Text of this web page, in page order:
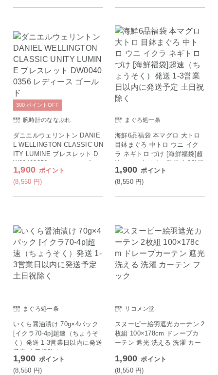
腕時計のななぷれ
ダニエルウェリントン DANIE
L WELLINGTON CLASSIC UN
ITY LUMINE ブレスレット D
W00400356 レディース ゴー
ルド
1,900 ポイント
(8,550 円)
300 ポイント OFF
まぐろ処一条
海鮮6品福袋 本マグロ 大トロ
目鉢まぐろ 中トロ ウニ イク
ラ ネギトロ づけ [海鮮福袋]超
速（ちょうそく）発送 1-3営業
日以内に発送予定 土日祝除く
1,900 ポイント
(8,550 円)
まぐろ処一条
いくら醤油漬け 70g×4パック
[イクラ70-4p]超速（ちょうそ
く）発送 1-3営業日以内に発送
予定 土日祝除く
1,900 ポイント
(8,550 円)
リコメン堂
スヌーピー絵羽遮光カーテン 2
枚組 100×178cm ドレープカ
ーテン 遮光 洗える 洗濯 カー
テン フック
1,900 ポイント
(8,550 円)